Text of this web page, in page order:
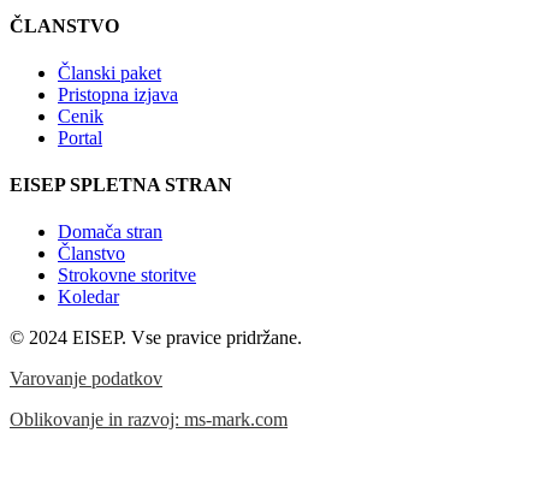
ČLANSTVO
Članski paket
Pristopna izjava
Cenik
Portal
EISEP SPLETNA STRAN
Domača stran
Članstvo
Strokovne storitve
Koledar
© 2024 EISEP. Vse pravice pridržane.
Varovanje podatkov
Oblikovanje in razvoj: ms-mark.com